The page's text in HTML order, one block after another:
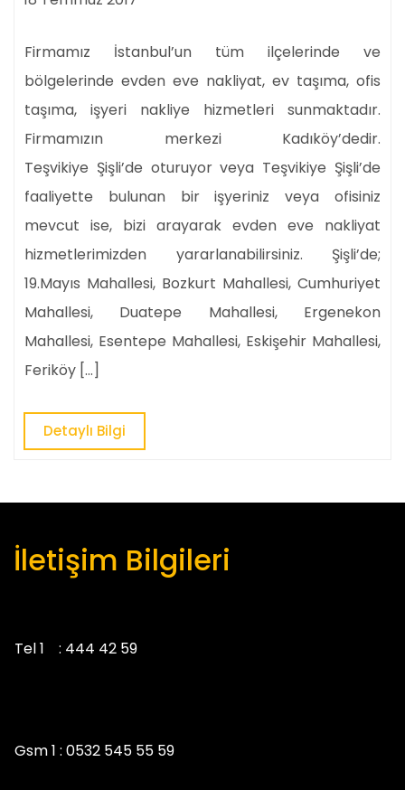
Firmamız İstanbul’un tüm ilçelerinde ve
bölgelerinde evden eve nakliyat, ev taşıma, ofis
taşıma, işyeri nakliye hizmetleri sunmaktadır.
Firmamızın merkezi Kadıköy’dedir.
Teşvikiye Şişli’de oturuyor veya Teşvikiye Şişli’de
faaliyette bulunan bir işyeriniz veya ofisiniz
mevcut ise, bizi arayarak evden eve nakliyat
hizmetlerimizden yararlanabilirsiniz. Şişli’de;
19.Mayıs Mahallesi, Bozkurt Mahallesi, Cumhuriyet
Mahallesi, Duatepe Mahallesi, Ergenekon
Mahallesi, Esentepe Mahallesi, Eskişehir Mahallesi,
Feriköy […]
Detaylı Bilgi
Bilgi
İletişim Bilgileri
Tel 1 : 444 42 59
Gsm 1 : 0532 545 55 59